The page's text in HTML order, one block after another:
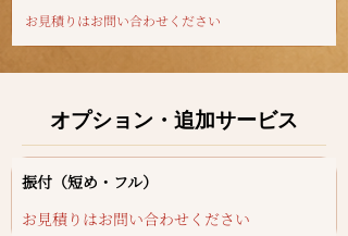
お見積りはお問い合わせください
オプション・追加サービス
振付（短め・フル）
お見積りはお問い合わせください